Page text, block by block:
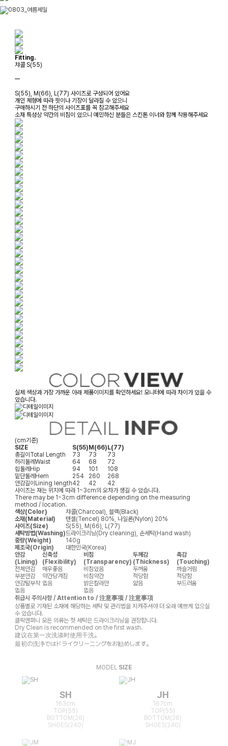
Fitting.
챠콜 S(55)
ㅡ
S(55), M(66), L(77) 사이즈로 구성되어 있어요
개인 체형에 따라 핏이나 기장이 달라질 수 있으니
구매하시기 전 하단의 사이즈표를 꼭 참고해주세요
소재 특성상 약간의 비침이 있으니 예민하신 분들은 스킨톤 이너와 함께 착용해주세요
실제 색상과 가장 가까운 아래 제품이미지를 확인하세요! 모니터에 따라 차이가 있을 수
있습니다.
(cm기준)
SIZE
S(55)M(66)L(77)
총길이Total Length 73 73
73
허리둘레Waist 64 68
72
힙둘레Hip 94 101
108
밑단둘레Hem 254 260
268
안감길이Lining length42 42
42
사이즈는 재는 위치에 따라 1~3cm의 오차가 생길 수 있습니다.
There may be 1~3cm difference depending on the measuring
method / location.
색상(Color)
챠콜(Charcoal), 블랙(Black)
소재(Material)
텐셀(Tencel) 80%, 나일론(Nylon) 20%
사이즈(Size)
S(55), M(66), L(77)
세탁방법(Washing)드라이크리닝(Dry cleaning), 손세탁(Hand wash)
중량(Weight)
140g
제조국(Origin)
대한민국(Korea)
안감
(Lining)
신축성
(Flexibility)
비침
(Transparency)
두께감
(Thickness)
촉감
(Touching)
전체안감
매우좋음 비침있음 두꺼움
까슬거림
부분안감
약간당겨짐 비침약간 적당함
적당함
안감탈부착 없음 밝은칼라만 얇음
부드러움
없음
없음
취급시 주의사항 / Attention to / 注意事项 / 注意事項
상품별로 기재된 소재에 해당하는 세탁 및 관리법을 지켜주셔야 더 오래 예쁘게 입으실
수 있습니다.
클릭앤퍼니 모든 의류는 첫 세탁은 드라이크리닝을 권장합니다.
Dry Clean is recommended on the first wash.
建议在第一次洗涤时使用干洗。
最初の洗浄ではドライクリーニングをお勧めします。
MODEL SIZE
SH
163cm
TOP(55)
BOTTOM(26)
SHOES(240)
JH
167cm
TOP(55)
BOTTOM(26)
SHOES(240)